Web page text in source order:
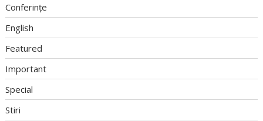
Conferințe
English
Featured
Important
Special
Stiri